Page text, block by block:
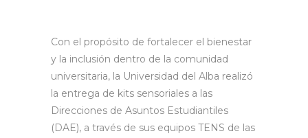
Con el propósito de fortalecer el bienestar
y la inclusión dentro de la comunidad
universitaria, la Universidad del Alba realizó
la entrega de kits sensoriales a las
Direcciones de Asuntos Estudiantiles
(DAE), a través de sus equipos TENS de las